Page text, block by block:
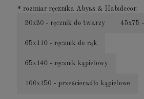
* rozmiar ręcznika Abyss & Habidecor:
30x30 - ręcznik do twarzy 45x75
65x110 - ręcznik do rąk
65x140 - ręcznik kąpielowy
100x150 - prześcieradło kąpielowe